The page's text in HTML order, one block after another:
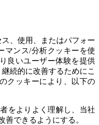
、使用、またはパフォー
マンス/分析クッキーを使
良いユーザー体験を提供
続的に改善するためにこ
クッキーにより、以下の
をよりよく理解し、当社
善できるようにする。